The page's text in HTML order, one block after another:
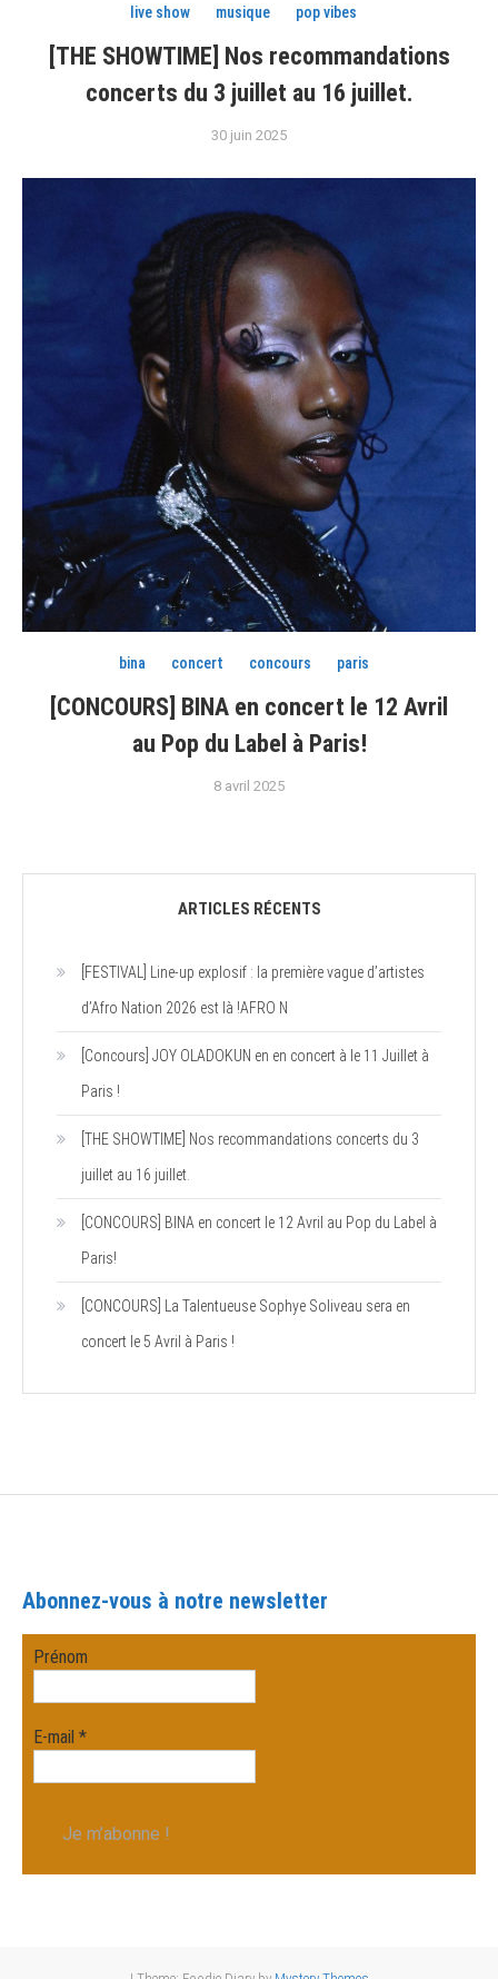
live show musique pop vibes
[THE SHOWTIME] Nos recommandations
concerts du 3 juillet au 16 juillet.
30 juin 2025
bina concert concours paris
[CONCOURS] BINA en concert le 12 Avril
au Pop du Label à Paris!
8 avril 2025
ARTICLES RÉCENTS
[FESTIVAL] Line-up explosif : la première vague d’artistes
d’Afro Nation 2026 est là !AFRO N
[Concours] JOY OLADOKUN en en concert à le 11 Juillet à
Paris !
[THE SHOWTIME] Nos recommandations concerts du 3
juillet au 16 juillet.
[CONCOURS] BINA en concert le 12 Avril au Pop du Label à
Paris!
[CONCOURS] La Talentueuse Sophye Soliveau sera en
concert le 5 Avril à Paris !
Abonnez-vous à notre newsletter
Prénom
E-mail*